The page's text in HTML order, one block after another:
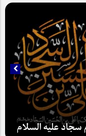
سجاد علیه السلام